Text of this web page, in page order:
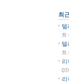
최
텔
트
텔
트
리
리